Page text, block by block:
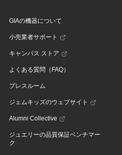
GIAの機器について
小売業者サポート
キャンパス ストア
よくある質問（FAQ）
プレスルーム
ジェムキッズのウェブサイト
Alumni Collective
ジュエリーの品質保証ベンチマー
ク